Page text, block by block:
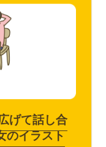
げて話し合
のイラスト